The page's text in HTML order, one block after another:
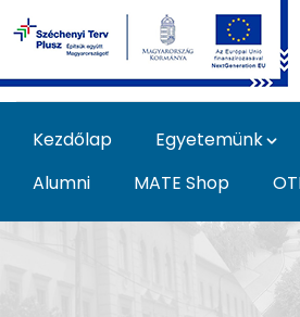
Ugrás a fő tartalomhoz
Kezdőlap Egyetemünk
Alumni
MATE Shop
OTP Mentor